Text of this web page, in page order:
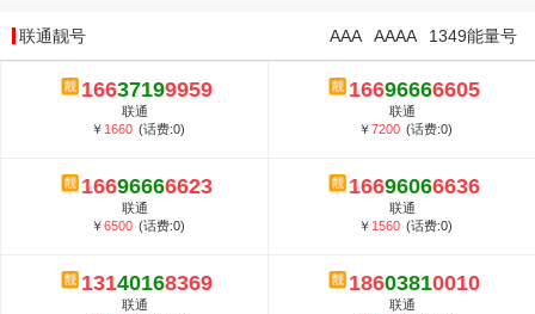
联通靓号 1349能量号
AAAA
AAA
16637199959
联通
￥ 1660 (话费:0)
16696666605
联通
￥7200 (话费:0)
16696666623
联通
￥6500 (话费:0)
16696066636
联通
￥ 1560 (话费:0)
13140168369
联通
18603810010
联通